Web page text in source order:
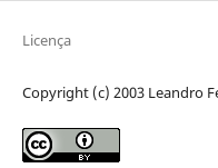
Licença
Copyright (c) 2003 Leandro